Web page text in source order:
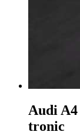
Audi A4
tronic